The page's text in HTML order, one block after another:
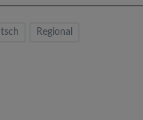
Regional